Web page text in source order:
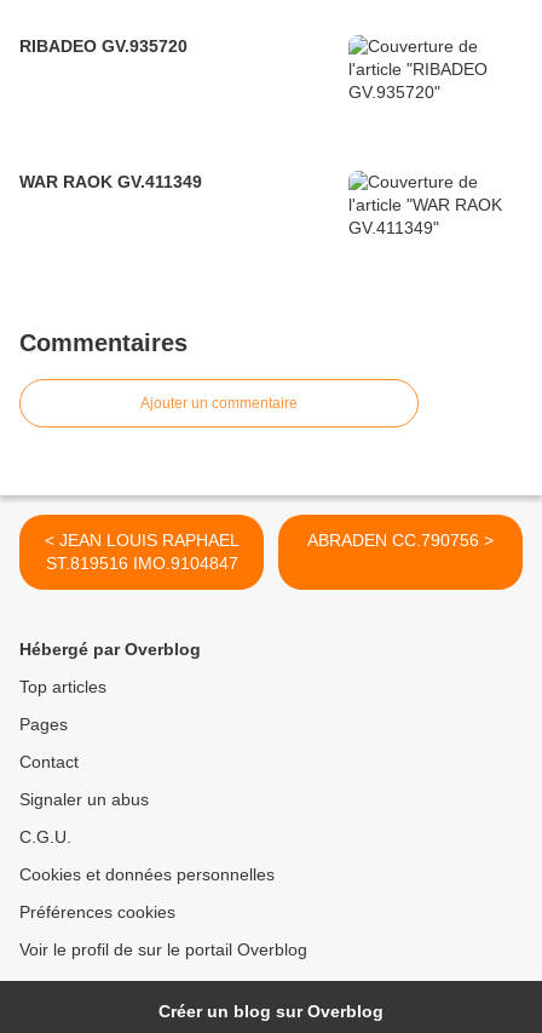
RIBADEO GV.935720
WAR RAOK GV.411349
Commentaires
Ajouter un commentaire
< JEAN LOUIS RAPHAEL
ST.819516 IMO.9104847
ABRADEN CC.790756 >
Hébergé par Overblog
Top articles
Pages
Contact
Signaler un abus
C.G.U.
Cookies et données personnelles
Préférences cookies
Voir le profil de sur le portail Overblog
Créer un blog sur Overblog